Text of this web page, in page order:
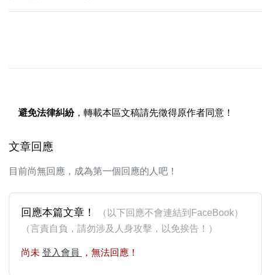
避免法律糾紛，轉載本區文稿請先徵得原作者同意！
文章回應
目前尚無回應，成為第一個回應的人吧！
回應本篇文章！
（以下回應不會連結到FaceBook）
（言責自負，請勿涉及人身攻擊，以免挨告！）
尚未 登入會員 ，無法回應！